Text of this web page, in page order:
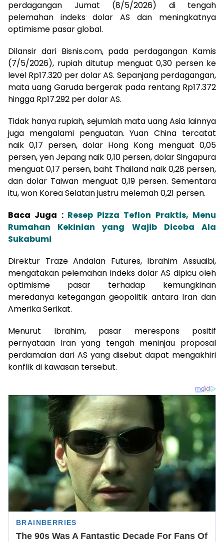
perdagangan Jumat (8/5/2026) di tengah
pelemahan indeks dolar AS dan meningkatnya
optimisme pasar global.
Dilansir dari Bisnis.com, pada perdagangan Kamis
(7/5/2026), rupiah ditutup menguat 0,30 persen ke
level Rp17.320 per dolar AS. Sepanjang perdagangan,
mata uang Garuda bergerak pada rentang Rp17.372
hingga Rp17.292 per dolar AS.
Tidak hanya rupiah, sejumlah mata uang Asia lainnya
juga mengalami penguatan. Yuan China tercatat
naik 0,17 persen, dolar Hong Kong menguat 0,05
persen, yen Jepang naik 0,10 persen, dolar Singapura
menguat 0,17 persen, baht Thailand naik 0,28 persen,
dan dolar Taiwan menguat 0,19 persen. Sementara
itu, won Korea Selatan justru melemah 0,21 persen.
Baca Juga : Resep Pizza Teflon Praktis, Menu
Rumahan Kekinian yang Wajib Dicoba Ala
Sukabumi
Direktur Traze Andalan Futures, Ibrahim Assuaibi,
mengatakan pelemahan indeks dolar AS dipicu oleh
optimisme pasar terhadap kemungkinan
meredanya ketegangan geopolitik antara Iran dan
Amerika Serikat.
Menurut Ibrahim, pasar merespons positif
pernyataan Iran yang tengah meninjau proposal
perdamaian dari AS yang disebut dapat mengakhiri
konflik di kawasan tersebut.